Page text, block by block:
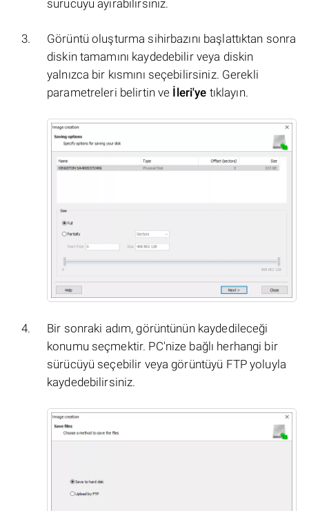
sürücüyü ayırabilirsiniz.
Görüntü oluşturma sihirbazını başlattıktan sonra
diskin tamamını kaydedebilir veya diskin
yalnızca bir kısmını seçebilirsiniz. Gerekli
parametreleri belirtin ve İleri'ye tıklayın.
Bir sonraki adım, görüntünün kaydedileceği
konumu seçmektir. PC'nize bağlı herhangi bir
sürücüyü seçebilir veya görüntüyü FTP yoluyla
kaydedebilirsiniz.